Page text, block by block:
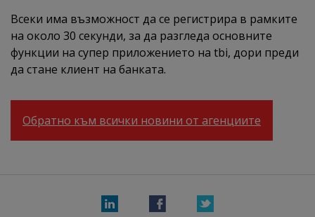
Всеки има възможност да се регистрира в рамките
на около 30 секунди, за да разгледа основните
функции на супер приложението на tbi, дори преди
да стане клиент на банката.
Обратно към всички новини от агенциите